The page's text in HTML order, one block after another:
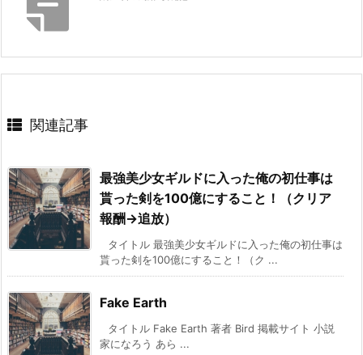
関連記事
最強美少女ギルドに入った俺の初仕事は
貰った剣を100億にすること！（クリア
報酬→追放）
タイトル 最強美少女ギルドに入った俺の初仕事は
貰った剣を100億にすること！（ク ...
Fake Earth
タイトル Fake Earth 著者 Bird 掲載サイト 小説
家になろう あら ...